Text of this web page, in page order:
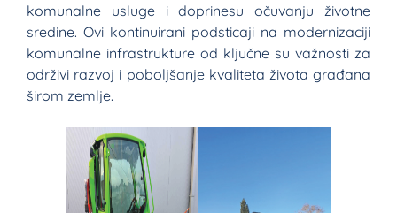
komunalne usluge i doprinesu očuvanju životne
sredine. Ovi kontinuirani podsticaji na modernizaciji
komunalne infrastrukture od ključne su važnosti za
održivi razvoj i poboljšanje kvaliteta života građana
širom zemlje.